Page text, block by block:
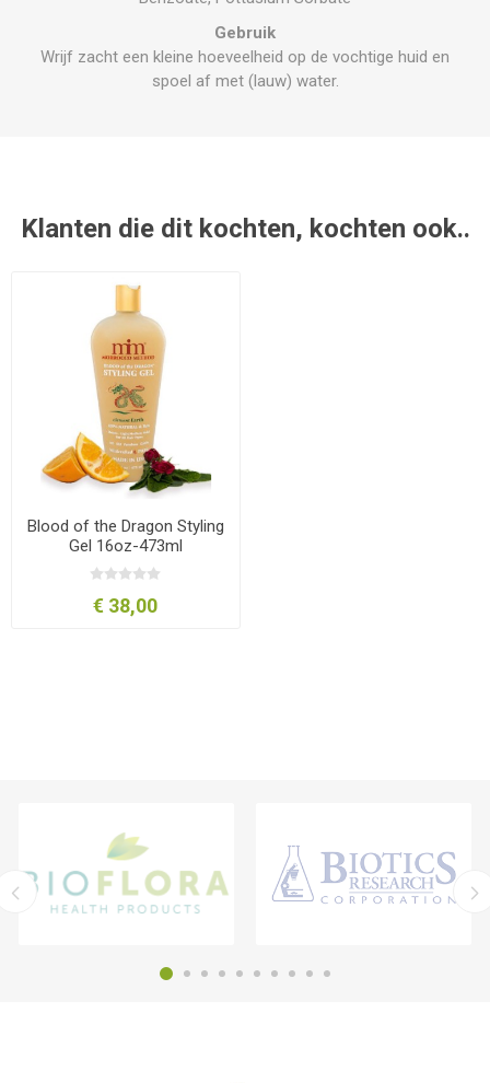
Gebruik
Wrijf zacht een kleine hoeveelheid op de vochtige huid en
spoel af met (lauw) water.
Klanten die dit kochten, kochten ook..
Blood of the Dragon Styling
Gel 16oz-473ml
€ 38,00